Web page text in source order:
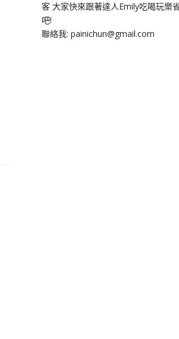
客 大家快來跟著達人Emily吃喝玩樂
吧!
聯絡我: painichun@gmail.com